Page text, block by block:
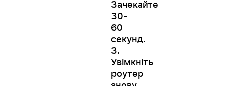
Зачекайте
30-
60
секунд.
3.
Увімкніть
роутер